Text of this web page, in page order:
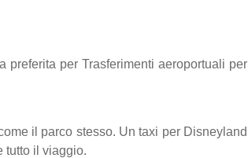
preferita per Trasferimenti aeroportuali per
il parco stesso. Un taxi per Disneyland
tutto il viaggio.